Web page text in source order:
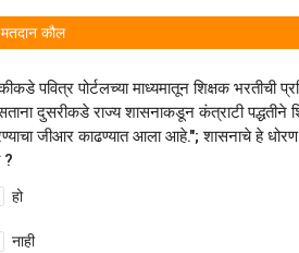
मतदान कौल
पवित्र पोर्टलच्या माध्यमातून शिक्षक भरतीची
दुसरीकडे राज्य शासनाकडून कंत्राटी पद्धतीने
जीआर काढण्यात आला आहे."; शासनाचे हे धोरण
?
हो
नाही